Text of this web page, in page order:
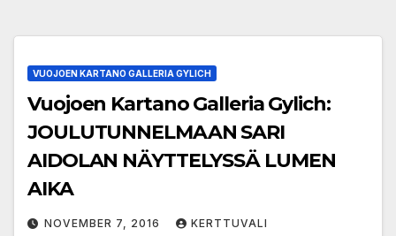
VUOJOEN KARTANO GALLERIA GYLICH
Vuojoen Kartano Galleria Gylich:
JOULUTUNNELMAAN SARI
AIDOLAN NÄYTTELYSSÄ LUMEN
AIKA
NOVEMBER 7, 2016 KERTTUVALI